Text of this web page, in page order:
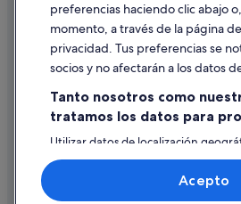
Cancelar un vuelo
Cancelar una reserva de hotel o de un
Utilizar un cupón de Expedia
Documentos para viajes internacionales
preferencias haciendo clic abajo
momento, a través de la página
privacidad. Tus preferencias se
socios y no afectarán a los datos
Tanto nosotros como
tratamos los datos para
Utilizar datos de localización
activamente las características del
identificación. Almacenar la
y/o acceder a ella. Publicidad y
Acepto